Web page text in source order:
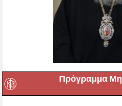
Πρόγραμμα